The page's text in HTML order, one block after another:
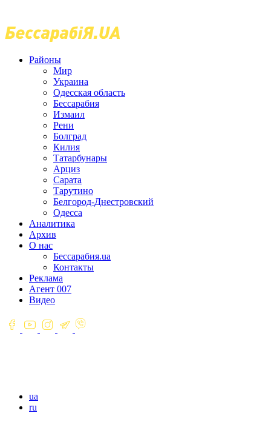
Районы
Мир
Украина
Одесская область
Бессарабия
Измаил
Рени
Болград
Килия
Татарбунары
Арциз
Сарата
Тарутино
Белгород-Днестровский
Одесса
Аналитика
Архив
О нас
Бессарабия.ua
Контакты
Реклама
Агент 007
Видео
ua
ru